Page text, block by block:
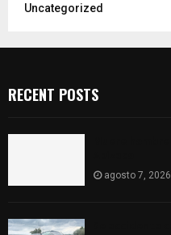
Uncategorized
RECENT POSTS
agosto 7, 2026